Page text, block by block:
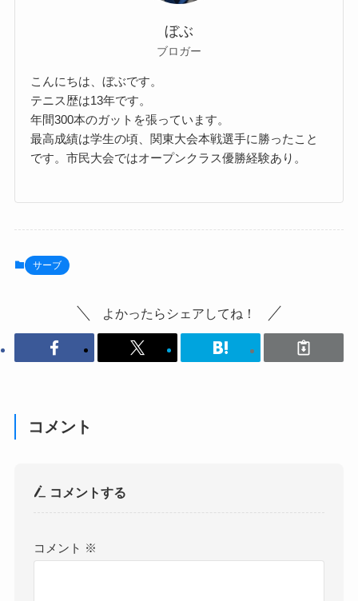
ぼぶ
ブロガー
こんにちは、ぼぶです。
テニス歴は13年です。
年間300本のガットを張っています。
最高成績は学生の頃、関東大会本戦選手に勝ったこと
です。市民大会ではオープンクラス優勝経験あり。
サーブ
よかったらシェアしてね！
コメント
コメントする
コメント ※